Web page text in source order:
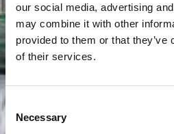
our social media, advertising
may combine it with other
provided to them or that
of their services.
Consent
Selection
Necessary